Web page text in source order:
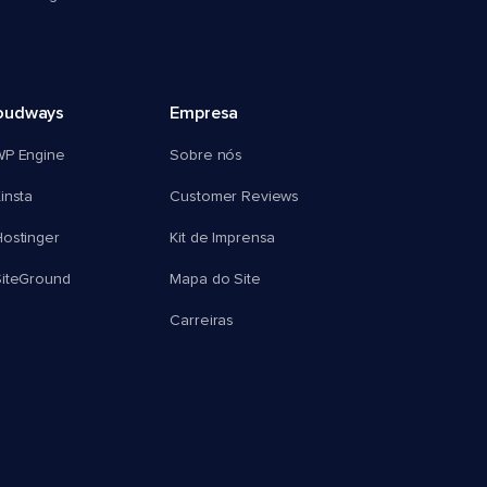
Engine
Empresa
Sobre nós
Customer Reviews
Kit de Imprensa
Mapa do Site
Carreiras